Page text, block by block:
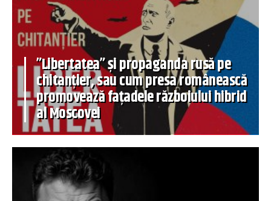
”Libertatea” și propaganda rusă pe
chitanțier, sau cum presa românească
promovează fațadele războiului hibrid
al Moscovei